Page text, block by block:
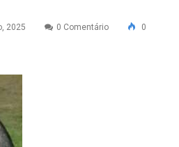
2025 0 Comentário 0